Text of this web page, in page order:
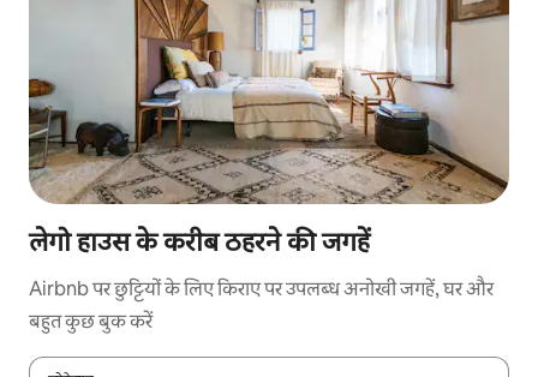
लेगो हाउस के करीब ठहरने की जगहें
Airbnb पर छुट्टियों के लिए किराए पर उपलब्ध अनोखी जगहें, घर और
बहुत कुछ बुक करें